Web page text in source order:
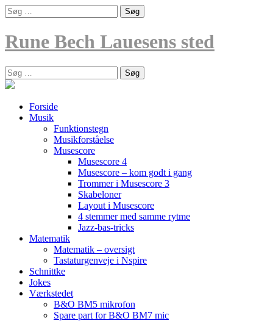
Skip
to
Søg
efter:
Rune Bech Lauesens sted
Søg
efter:
Forside
Musik
Funktionstegn
Musikforståelse
Musescore
Musescore 4
Musescore – kom godt i gang
Trommer i Musescore 3
Skabeloner
Layout i Musescore
4 stemmer med samme rytme
Jazz-bas-tricks
Matematik
Matematik – oversigt
Tastaturgenveje i Nspire
Schnittke
Jokes
Værkstedet
B&O BM5 mikrofon
Spare part for B&O BM7 mic